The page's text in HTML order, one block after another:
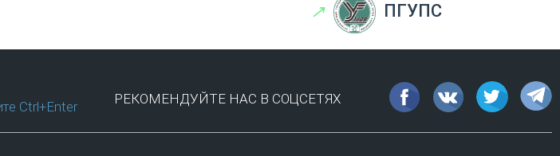
↗ ПГУПС
Ctrl+Enter
РЕКОМЕНДУЙТЕ НАС В СОЦСЕТЯХ